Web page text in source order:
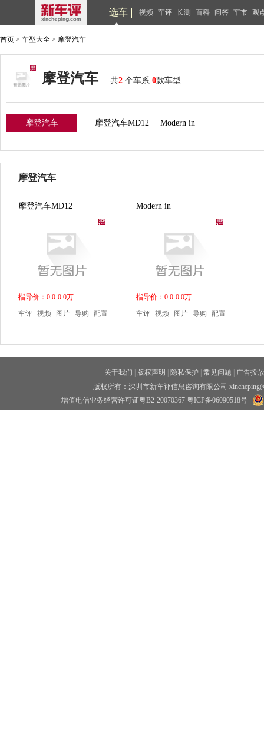
选车 视频 车评 长测 百科 问答 车市 观
首页 > 车型大全 > 摩登汽车
摩登汽车 共2 个车系 0款车型
摩登汽车 摩登汽车MD12 Modern in
摩登汽车
摩登汽车MD12
指导价：0.0-0.0万
车评 视频 图片 导购 配置
Modern in
指导价：0.0-0.0万
车评 视频 图片 导购 配置
关于我们 版权声明 隐私保护 常见问题
广告投放
版权所有：深圳市新车评信息咨询有限公司
增值电信业务经营许可证粤B2-20070367 粤ICP备06090518号